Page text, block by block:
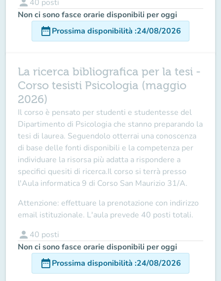
40 posti
Non ci sono fasce orarie disponibili per oggi
date_rangeProssima disponibilità :24/08/2026
La ricerca bibliografica per la tesi -
Corso tesisti Psicologia (maggio
2026)
Il corso è pensato per studenti e studentesse del
Dipartimento di Psicologia che stanno preparando la
tesi di laurea. Seguendolo otterrai una conoscenza
di base delle fonti disponibili e la competenza per
individuare la risorsa più adatta a rispondere a
specifici quesiti di ricerca.Il corso si terrà presso
l'Aula informatica 9 di Corso San Maurizio 31/A.
Attenzione: effettuare la prenotazione con indirizzo
email istituzionale. L'aula prevede 40 posti totali.
person 40 posti
Non ci sono fasce orarie disponibili per oggi
date_rangeProssima disponibilità :24/08/2026